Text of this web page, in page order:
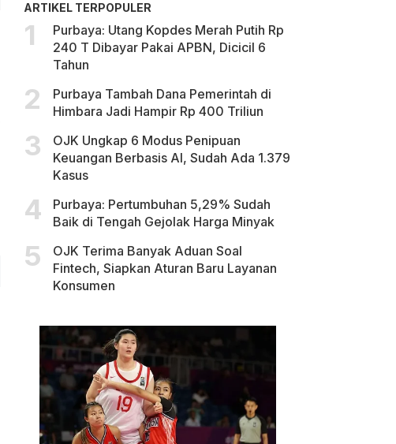
ARTIKEL TERPOPULER
Purbaya: Utang Kopdes Merah Putih Rp
240 T Dibayar Pakai APBN, Dicicil 6
Tahun
Purbaya Tambah Dana Pemerintah di
Himbara Jadi Hampir Rp 400 Triliun
OJK Ungkap 6 Modus Penipuan
Keuangan Berbasis AI, Sudah Ada 1.379
Kasus
Purbaya: Pertumbuhan 5,29% Sudah
Baik di Tengah Gejolak Harga Minyak
OJK Terima Banyak Aduan Soal
Fintech, Siapkan Aturan Baru Layanan
Konsumen